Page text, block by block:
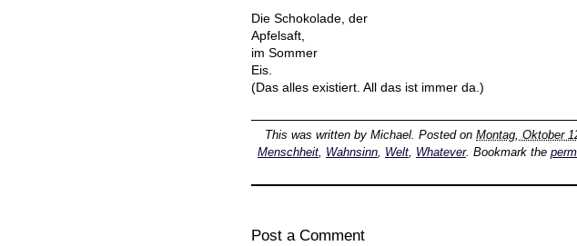
Die Schokolade, der
Apfelsaft,
im Sommer
Eis.
(Das alles existiert. All das ist immer da.)
This was written byMichael. Posted onMontag, Oktober
Menschheit, Wahnsinn, Welt, Whatever. Bookmark the
Post a Comment